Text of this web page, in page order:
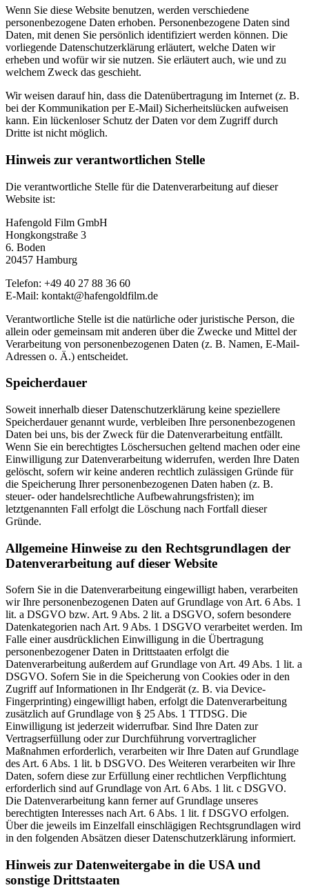
Wenn Sie diese Website benutzen, werden verschiedene
personenbezogene Daten erhoben. Personenbezogene Daten sind
Daten, mit denen Sie persönlich identifiziert werden können. Die
vorliegende Datenschutzerklärung erläutert, welche Daten wir
erheben und wofür wir sie nutzen. Sie erläutert auch, wie und zu
welchem Zweck das geschieht.
Wir weisen darauf hin, dass die Datenübertragung im Internet (z. B.
bei der Kommunikation per E-Mail) Sicherheitslücken aufweisen
kann. Ein lückenloser Schutz der Daten vor dem Zugriff durch
Dritte ist nicht möglich.
Hinweis zur verantwortlichen Stelle
Die verantwortliche Stelle für die Datenverarbeitung auf dieser
Website ist:
Hafengold Film GmbH
Hongkongstraße 3
6. Boden
20457 Hamburg
Telefon: +49 40 27 88 36 60
E-Mail: kontakt@hafengoldfilm.de
Verantwortliche Stelle ist die natürliche oder juristische Person, die
allein oder gemeinsam mit anderen über die Zwecke und Mittel der
Verarbeitung von personenbezogenen Daten (z. B. Namen, E-Mail-
Adressen o. Ä.) entscheidet.
Speicherdauer
Soweit innerhalb dieser Datenschutzerklärung keine speziellere
Speicherdauer genannt wurde, verbleiben Ihre personenbezogenen
Daten bei uns, bis der Zweck für die Datenverarbeitung entfällt.
Wenn Sie ein berechtigtes Löschersuchen geltend machen oder eine
Einwilligung zur Datenverarbeitung widerrufen, werden Ihre Daten
gelöscht, sofern wir keine anderen rechtlich zulässigen Gründe für
die Speicherung Ihrer personenbezogenen Daten haben (z. B.
steuer- oder handelsrechtliche Aufbewahrungsfristen); im
letztgenannten Fall erfolgt die Löschung nach Fortfall dieser
Gründe.
Allgemeine Hinweise zu den Rechtsgrundlagen der
Datenverarbeitung auf dieser Website
Sofern Sie in die Datenverarbeitung eingewilligt haben, verarbeiten
wir Ihre personenbezogenen Daten auf Grundlage von Art. 6 Abs. 1
lit. a DSGVO bzw. Art. 9 Abs. 2 lit. a DSGVO, sofern besondere
Datenkategorien nach Art. 9 Abs. 1 DSGVO verarbeitet werden. Im
Falle einer ausdrücklichen Einwilligung in die Übertragung
personenbezogener Daten in Drittstaaten erfolgt die
Datenverarbeitung außerdem auf Grundlage von Art. 49 Abs. 1 lit. a
DSGVO. Sofern Sie in die Speicherung von Cookies oder in den
Zugriff auf Informationen in Ihr Endgerät (z. B. via Device-
Fingerprinting) eingewilligt haben, erfolgt die Datenverarbeitung
zusätzlich auf Grundlage von § 25 Abs. 1 TTDSG. Die
Einwilligung ist jederzeit widerrufbar. Sind Ihre Daten zur
Vertragserfüllung oder zur Durchführung vorvertraglicher
Maßnahmen erforderlich, verarbeiten wir Ihre Daten auf Grundlage
des Art. 6 Abs. 1 lit. b DSGVO. Des Weiteren verarbeiten wir Ihre
Daten, sofern diese zur Erfüllung einer rechtlichen Verpflichtung
erforderlich sind auf Grundlage von Art. 6 Abs. 1 lit. c DSGVO.
Die Datenverarbeitung kann ferner auf Grundlage unseres
berechtigten Interesses nach Art. 6 Abs. 1 lit. f DSGVO erfolgen.
Über die jeweils im Einzelfall einschlägigen Rechtsgrundlagen wird
in den folgenden Absätzen dieser Datenschutzerklärung informiert.
Hinweis zur Datenweitergabe in die USA und
sonstige Drittstaaten